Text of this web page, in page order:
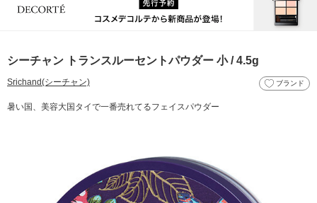
シーチャン トランスルーセントパウダー 小 / 4.5g
Srichand(シーチャン) ブランド
暑い国、美容大国タイで一番売れてるフェイスパウダー